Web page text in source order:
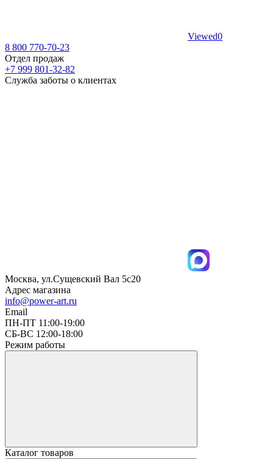
Viewed0
8 800 770-70-23
Отдел продаж
+7 999 801-32-82
Служба заботы о клиентах
Москва, ул.Сущевский Вал 5с20
Адрес магазина
info@power-art.ru
Email
ПН-ПТ 11:00-19:00
СБ-ВС 12:00-18:00
Режим работы
Каталог товаров